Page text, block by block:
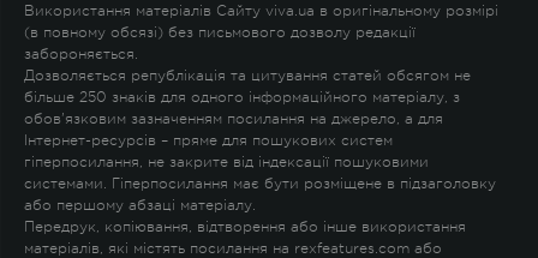
Використання матеріалів Сайту viva.ua в оригінальному розмірі
(в повному обсязі) без письмового дозволу редакції
забороняється.
Дозволяється републікація та цитування статей обсягом не
більше 250 знаків для одного інформаційного матеріалу, з
обов'язковим зазначенням посилання на джерело, а для
Інтернет-ресурсів – пряме для пошукових систем
гіперпосилання, не закрите від індексації пошуковими
системами. Гіперпосилання має бути розміщене в підзаголовку
або першому абзаці матеріалу.
Передрук, копіювання, відтворення або інше використання
матеріалів, які містять посилання на rexfeatures.com або